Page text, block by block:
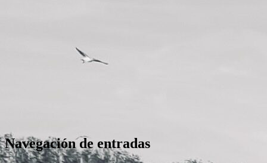
Navegación de entradas